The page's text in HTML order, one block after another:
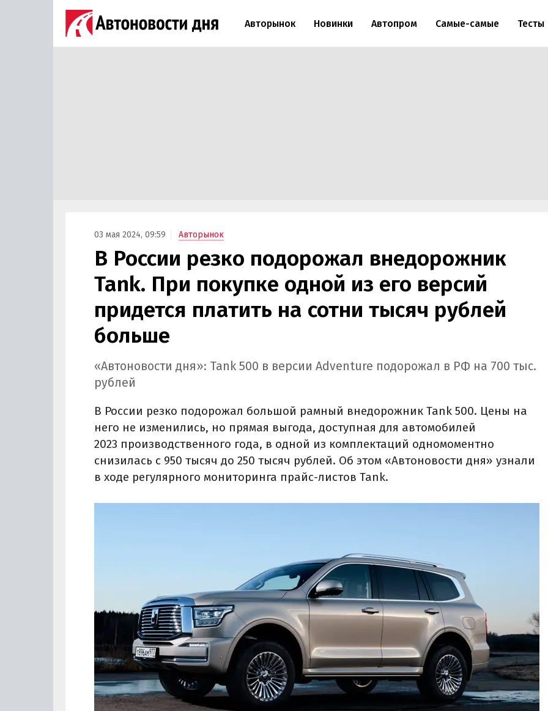
Авторынок Новинки Автопром Самые-самые Тесты
03 мая 2024, 09:59 Авторынок
В России резко подорожал внедорожник
Tank. При покупке одной из его версий
придется платить на сотни тысяч рублей
больше
«Автоновости дня»: Tank 500 в версии Adventure подорожал в РФ на 700 тыс.
рублей
В России резко подорожал большой рамный внедорожник Tank 500. Цены на
него не изменились, но прямая выгода, доступная для автомобилей
2023 производственного года, в одной из комплектаций одномоментно
снизилась с 950 тысяч до 250 тысяч рублей. Об этом «Автоновости дня» узнали
в ходе регулярного мониторинга прайс-листов Tank.